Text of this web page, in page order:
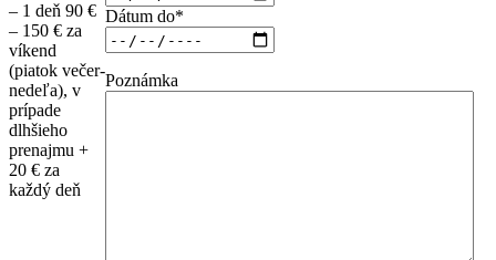
– 1 deň 90 €
– 150 € za
víkend
(piatok večer-
nedeľa), v
prípade
dlhšieho
prenajmu +
20 € za
každý deň
Dátum do*
Poznámka